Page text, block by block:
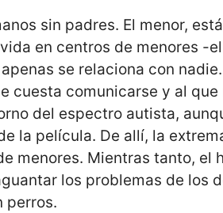
sin padres. El menor,
en centros de menores -
se relaciona con
cuesta comunicarse y al que
del espectro autista,
la película. De allí, la
menores. Mientras tanto, el
los problemas de los
perros.